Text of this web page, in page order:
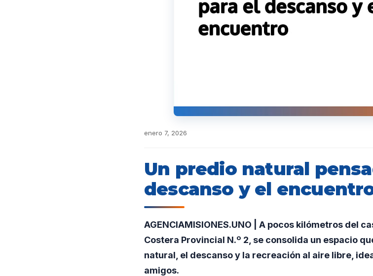
enero 7, 2026
Un predio natural
descanso y el
AGENCIAMISIONES.UNO | A pocos kilómetros del
Costera Provincial N.º 2, se consolida un espacio
natural, el descanso y la recreación al aire libre,
amigos.